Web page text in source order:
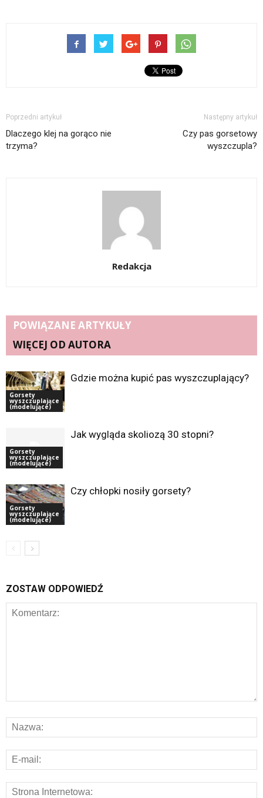
Poprzedni artykuł
Dlaczego klej na gorąco nie
trzyma?
Następny artykuł
Czy pas gorsetowy
wyszczupla?
Redakcja
POWIĄZANE ARTYKUŁY
WIĘCEJ OD AUTORA
Gorsety
wyszczuplające
(modelujące)
Gdzie można kupić pas wyszczuplający?
Gorsety
wyszczuplające
(modelujące)
Jak wygląda skoliozą 30 stopni?
Gorsety
wyszczuplające
(modelujące)
Czy chłopki nosiły gorsety?
ZOSTAW ODPOWIEDŹ